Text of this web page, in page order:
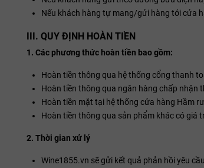
Nếu khách hàng tự mang/gửi hàng tới cửa
III. QUY ĐỊNH HOÀN TIỀN
1. Các phương thức hoàn tiền bao gồm:
Hoàn tiền thông qua hệ thống cổng thanh
Hoàn tiền thông qua ngân hàng chấp nhận
Hoàn tiền mặt tại hệ thống cửa hàng Hầm
Hoàn tiền thông qua sản phẩm khác có giá
2. Thời gian xử lý
Wine1855.vn sẽ gửi kết quả phản hồi yêu